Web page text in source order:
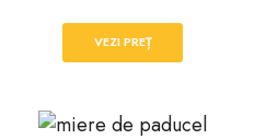
VEZI PREȚ